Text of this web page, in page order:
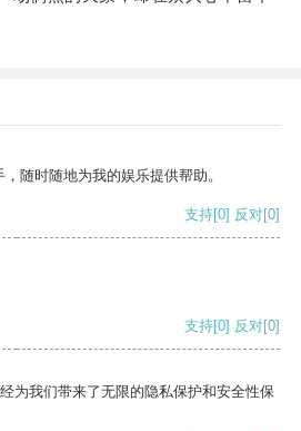
随时随地为我的娱乐提供帮助。
支持[0] 反对[0]
支持[0] 反对[0]
为我们带来了无限的隐私保护和安全性保